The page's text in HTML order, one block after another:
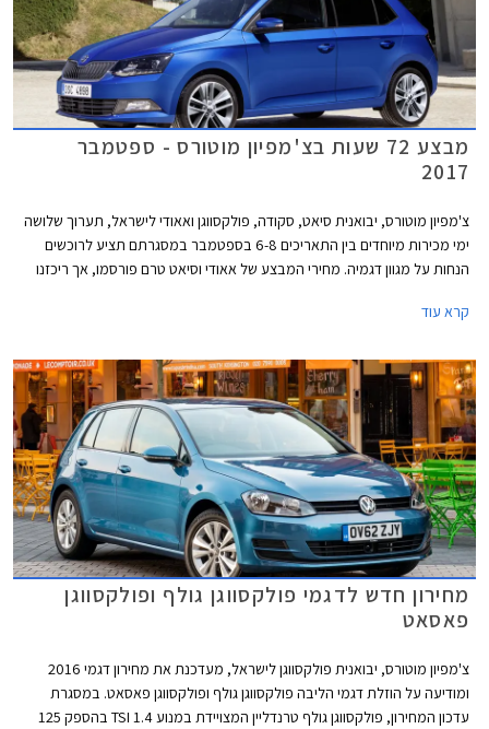
מבצע 72 שעות בצ'מפיון מוטורס - ספטמבר
2017
צ'מפיון מוטורס, יבואנית סיאט, סקודה, פולקסווגן ואאודי לישראל, תערוך שלושה
ימי מכירות מיוחדים בין התאריכים 6-8 בספטמבר במסגרתם תציע לרוכשים
הנחות על מגוון דגמיה. מחירי המבצע של אאודי וסיאט טרם פורסמו, אך ריכזנו
ופולקסווגן.
קרא עוד
מחירון חדש לדגמי פולקסווגן גולף ופולקסווגן
פאסאט
צ'מפיון מוטורס, יבואנית פולקסווגן לישראל, מעדכנת את מחירון דגמי 2016
ומודיעה על הוזלת דגמי הליבה פולקסווגן גולף ופולקסווגן פאסאט. במסגרת
עדכון המחירון, פולקסווגן גולף טרנדליין המצויידת במנוע 1.4 TSI בהספק 125